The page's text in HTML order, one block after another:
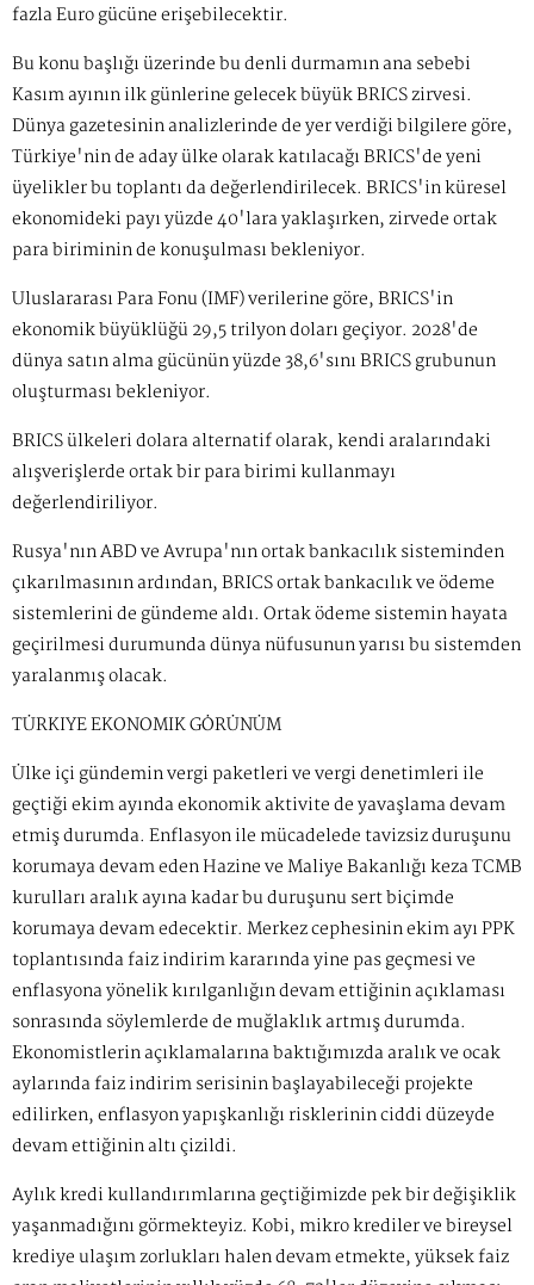
fazla Euro gücüne erişebilecektir.
Bu konu başlığı üzerinde bu denli durmamın ana sebebi
Kasım ayının ilk günlerine gelecek büyük BRICS zirvesi.
Dünya gazetesinin analizlerinde de yer verdiği bilgilere göre,
Türkiye'nin de aday ülke olarak katılacağı BRICS'de yeni
üyelikler bu toplantı da değerlendirilecek. BRICS'in küresel
ekonomideki payı yüzde 40'lara yaklaşırken, zirvede ortak
para biriminin de konuşulması bekleniyor.
Uluslararası Para Fonu (IMF) verilerine göre, BRICS'in
ekonomik büyüklüğü 29,5 trilyon doları geçiyor. 2028'de
dünya satın alma gücünün yüzde 38,6'sını BRICS grubunun
oluşturması bekleniyor.
BRICS ülkeleri dolara alternatif olarak, kendi aralarındaki
alışverişlerde ortak bir para birimi kullanmayı
değerlendiriliyor.
Rusya'nın ABD ve Avrupa'nın ortak bankacılık sisteminden
çıkarılmasının ardından, BRICS ortak bankacılık ve ödeme
sistemlerini de gündeme aldı. Ortak ödeme sistemin hayata
geçirilmesi durumunda dünya nüfusunun yarısı bu sistemden
yaralanmış olacak.
TÜRKİYE EKONOMİK GÖRÜNÜM
Ülke içi gündemin vergi paketleri ve vergi denetimleri ile
geçtiği ekim ayında ekonomik aktivite de yavaşlama devam
etmiş durumda. Enflasyon ile mücadelede tavizsiz duruşunu
korumaya devam eden Hazine ve Maliye Bakanlığı keza TCMB
kurulları aralık ayına kadar bu duruşunu sert biçimde
korumaya devam edecektir. Merkez cephesinin ekim ayı PPK
toplantısında faiz indirim kararında yine pas geçmesi ve
enflasyona yönelik kırılganlığın devam ettiğinin açıklaması
sonrasında söylemlerde de muğlaklık artmış durumda.
Ekonomistlerin açıklamalarına baktığımızda aralık ve ocak
aylarında faiz indirim serisinin başlayabileceği projekte
edilirken, enflasyon yapışkanlığı risklerinin ciddi düzeyde
devam ettiğinin altı çizildi.
Aylık kredi kullandırımlarına geçtiğimizde pek bir değişiklik
yaşanmadığını görmekteyiz. Kobi, mikro krediler ve bireysel
krediye ulaşım zorlukları halen devam etmekte, yüksek faiz